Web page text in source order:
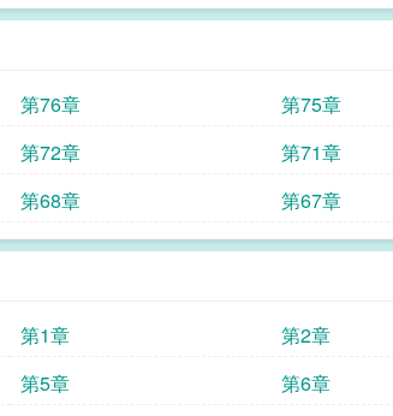
第76章 第75章
第72章 第71章
第68章 第67章
第1章 第2章
第5章 第6章